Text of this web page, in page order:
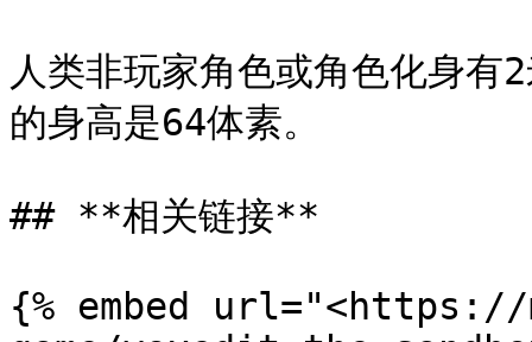
人类非玩家角色或角色化身
的身高是64体素。
## **相关链接**
{% embed url="<https://